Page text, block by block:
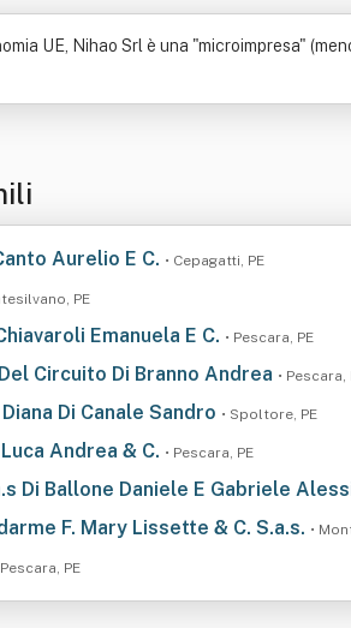
UE, Nihao Srl è una "microimpresa"
Aurelio E C. • Cepagatti, PE
PE
Emanuela E C. • Pescara, PE
Circuito Di Branno Andrea • Pescara,
Di Canale Sandro • Spoltore, PE
Andrea & C. • Pescara, PE
Di Ballone Daniele E Gabriele
F. Mary Lissette & C. S.a.s. •
Pescara, PE